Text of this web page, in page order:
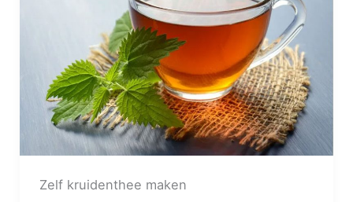
Zelf kruidenthee maken